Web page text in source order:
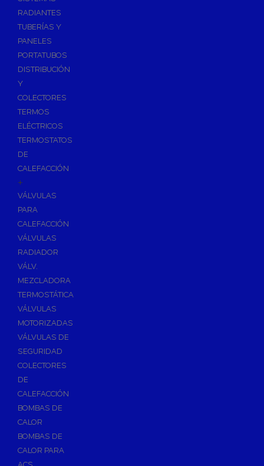
Ósmosis con Depósito
Recambios de Ósmosis
Grifería de Ósmosis
Regulación y Dosificación de Agua
RADIANTES
TUBERÍAS Y
PANELES
PORTATUBOS
DISTRIBUCIÓN
Y
COLECTORES
TERMOS
ELÉCTRICOS
TERMOSTATOS
DE
CALEFACCIÓN
+
VÁLVULAS
PARA
CALEFACCIÓN
VÁLVULAS
RADIADOR
VÁLV.
MEZCLADORA
TERMOSTÁTICA
VÁLVULAS
MOTORIZADAS
VÁLVULAS DE
SEGURIDAD
COLECTORES
DE
CALEFACCIÓN
BOMBAS DE
CALOR
BOMBAS DE
CALOR PARA